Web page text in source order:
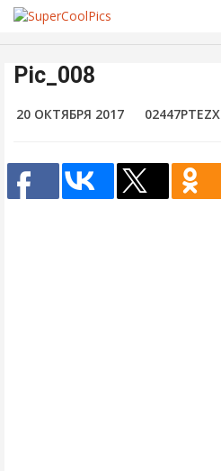
Pic_008
20 ОКТЯБРЯ 2017 02447PTEZX